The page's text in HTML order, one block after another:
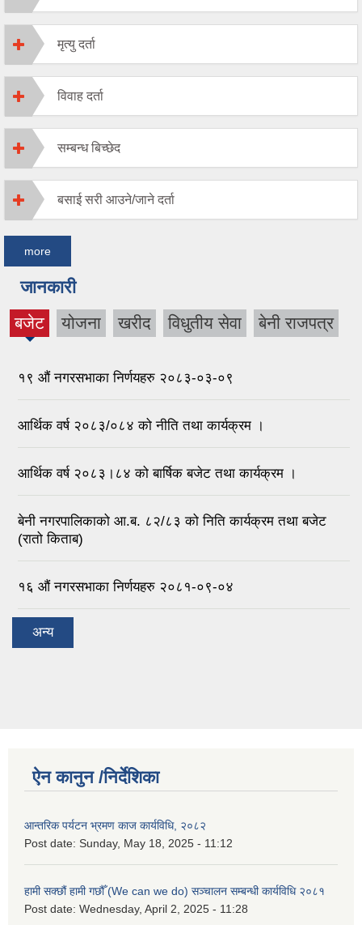
मृत्यु दर्ता
विवाह दर्ता
सम्बन्ध बिच्छेद
बसाई सरी आउने/जाने दर्ता
more
जानकारी
बजेट
(active
योजना खरीद विधुतीय सेवा बेनी राजपत्र
१९ औं नगरसभाका निर्णयहरु २०८३-०३-०९
आर्थिक वर्ष २०८३/०८४ को नीति तथा कार्यक्रम ।
आर्थिक वर्ष २०८३।८४ को बार्षिक बजेट तथा कार्यक्रम ।
बेनी नगरपालिकाको आ.ब. ८२/८३ को निति कार्यक्रम तथा बजेट
(रातो किताब)
१६ औं नगरसभाका निर्णयहरु २०८१-०९-०४
अन्य
ऐन कानुन /निर्देशिका
आन्तरिक पर्यटन भ्रमण काज कार्यविधि, २०८२
Post date: Sunday, May 18, 2025 - 11:12
हामी सक्छौं हामी गछौँ (We can we do) सञ्चालन सम्बन्धी कार्यविधि २०८१
Post date: Wednesday, April 2, 2025 - 11:28